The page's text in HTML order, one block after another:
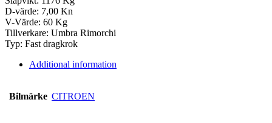
D-värde: 7,00 Kn
V-Värde: 60 Kg
Tillverkare: Umbra Rimorchi
Typ: Fast dragkrok
Additional information
Bilmärke CITROEN